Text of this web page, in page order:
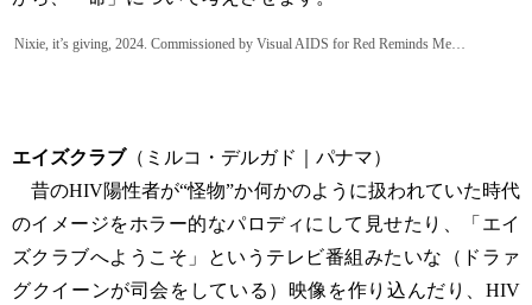
Nixie, it’s giving, 2024. Commissioned by Visual AIDS for Red Reminds Me…
エイズクラブ（ミルコ・デルガド｜パナマ）
昔のHIV陽性者が“怪物”か何かのように扱われていた時代
のイメージをホラー的なパロディにして見せたり、「エイ
ズクラブへようこそ」というテレビ番組みたいな（ドラァ
グクイーンが司会をしている）映像を作り込んだり、HIV